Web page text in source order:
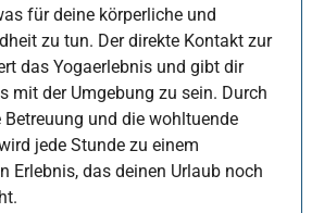
für deine körperliche und
zu tun. Der direkte Kontakt zur
das Yogaerlebnis und gibt dir
mit der Umgebung zu sein. Durch
und die wohltuende
jede Stunde zu einem
Erlebnis, das deinen Urlaub noch